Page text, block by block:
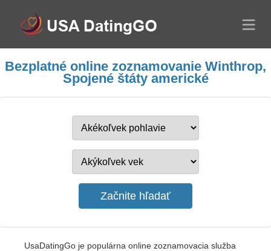
Bezplatné online zoznamovanie Winthrop,
Spojené štáty americké
UsaDatingGo je populárna online zoznamovacia služba